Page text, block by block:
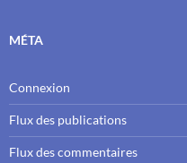
MÉTA
Connexion
Flux des publications
Flux des commentaires